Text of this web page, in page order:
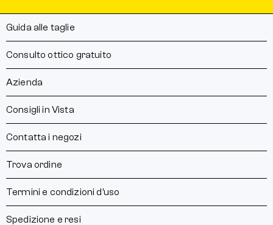
Guida alle taglie
Consulto ottico gratuito
Azienda
Consigli in Vista
Contatta i negozi
Trova ordine
Termini e condizioni d’uso
Spedizione e resi